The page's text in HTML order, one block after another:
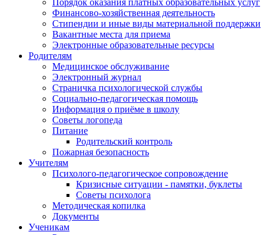
Порядок оказания платных образовательных услуг
Финансово-хозяйственная деятельность
Стипендии и иные виды материальной поддержки
Вакантные места для приема
Электронные образовательные ресурсы
Родителям
Медицинское обслуживание
Электронный журнал
Страничка психологической службы
Социально-педагогическая помощь
Информация о приёме в школу
Советы логопеда
Питание
Родительский контроль
Пожарная безопасность
Учителям
Психолого-педагогическое сопровождение
Кризисные ситуации - памятки, буклеты
Советы психолога
Методическая копилка
Документы
Ученикам